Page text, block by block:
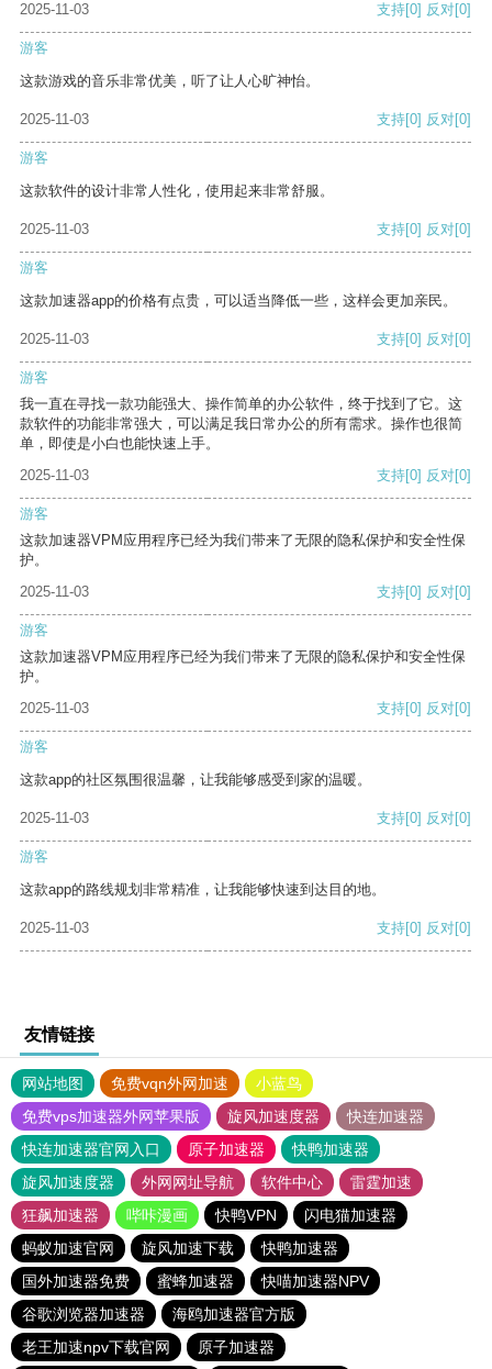
2025-11-03
支持[0] 反对[0]
游客
这款游戏的音乐非常优美，听了让人心旷神怡。
2025-11-03 支持[0] 反对[0]
游客
这款软件的设计非常人性化，使用起来非常舒服。
2025-11-03 支持[0] 反对[0]
游客
这款加速器app的价格有点贵，可以适当降低一些，这样会更加亲民。
2025-11-03 支持[0] 反对[0]
游客
我一直在寻找一款功能强大、操作简单的办公软件，终于找到了它。这
款软件的功能非常强大，可以满足我日常办公的所有需求。操作也很简
单，即使是小白也能快速上手。
2025-11-03
支持[0] 反对[0]
游客
这款加速器VPM应用程序已经为我们带来了无限的隐私保护和安全性保
护。
2025-11-03
支持[0] 反对[0]
游客
这款加速器VPM应用程序已经为我们带来了无限的隐私保护和安全性保
护。
2025-11-03
支持[0] 反对[0]
游客
这款app的社区氛围很温馨，让我能够感受到家的温暖。
2025-11-03 支持[0] 反对[0]
游客
这款app的路线规划非常精准，让我能够快速到达目的地。
2025-11-03 支持[0] 反对[0]
友情链接
网站地图 免费vqn外网加速
小蓝鸟
免费vps加速器外网苹果版
旋风加速度器
快连加速器
快连加速器官网入口
原子加速器
快鸭加速器
旋风加速度器
外网网址导航 软件中心
雷霆加速
狂飙加速器
哔咔漫画 快鸭VPN
闪电猫加速器
蚂蚁加速官网
旋风加速下载
快鸭加速器
国外加速器免费
蜜蜂加速器
快喵加速器NPV
谷歌浏览器加速器
海鸥加速器官方版
老王加速npv下载官网
原子加速器